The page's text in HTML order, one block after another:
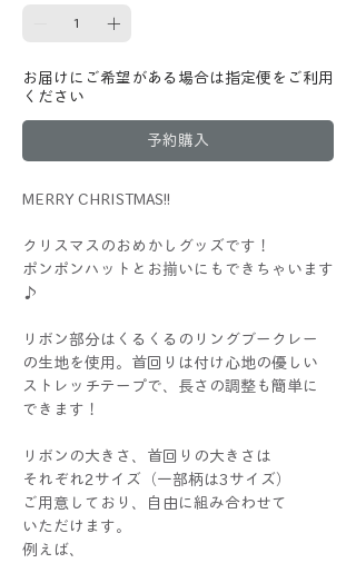
お届けにご希望がある場合は指定便をご利用
ください
予約購入
MERRY CHRISTMAS!!
クリスマスのおめかしグッズです！
ポンポンハットとお揃いにもできちゃいます
♪
リボン部分はくるくるのリングブークレー
の生地を使用。首回りは付け心地の優しい
ストレッチテープで、長さの調整も簡単に
できます！
リボンの大きさ、首回りの大きさは
それぞれ2サイズ（一部柄は3サイズ）
ご用意しており、自由に組み合わせて
いただけます。
例えば、